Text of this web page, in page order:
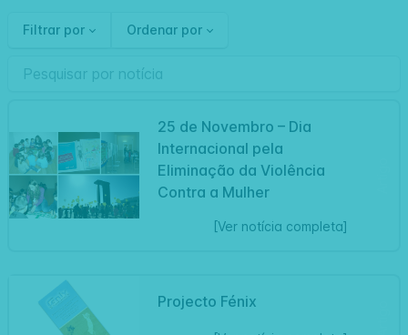
Filtrar por Ordenar por
25 de Novembro – Dia
Internacional pela
Eliminação da Violência
Contra a Mulher
[Ver notícia completa]
Projecto Fénix